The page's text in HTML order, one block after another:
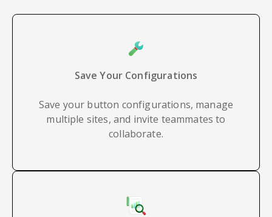
Save Your Configurations
Save your button configurations, manage
multiple sites, and invite teammates to
collaborate.